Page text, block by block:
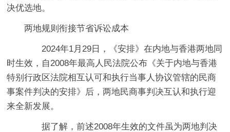
决优选地。
两地规则衔接节省诉讼成本
2024年1月29日，《安排》在内地与香港两地同
时生效，自2008年最高人民法院公布《关于内地与香港
特别行政区法院相互认可和执行当事人协议管辖的民商
事案件判决的安排》后，两地民商事判决互认和执行迎
来全新发展。
据了解，前述2008年生效的文件虽为两地判决